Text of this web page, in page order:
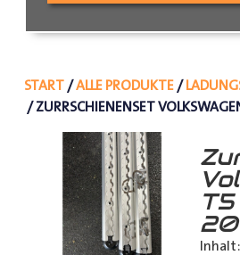
START/ALLE PRODUKTE/
/ ZURRSCHIENENSET
Inhalt: